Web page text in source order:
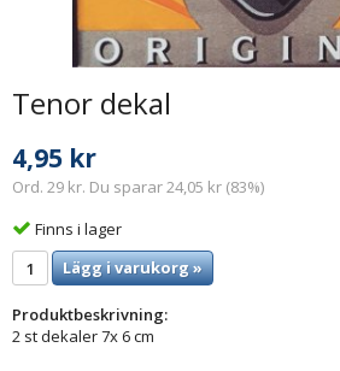
Tenor dekal
4,95 kr
Ord. 29 kr. Du sparar 24,05 kr (83%)
Finns i lager
Lägg i varukorg »
Produktbeskrivning:
2 st dekaler 7x 6 cm